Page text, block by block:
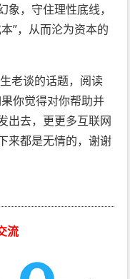
，守住理性底线，
”，从而沦为资本的
老谈的话题，阅读
你觉得对你帮助并
出去，更更多互联网
来都是无情的，谢谢
流